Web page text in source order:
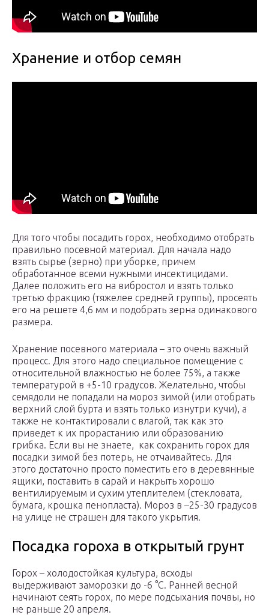
Хранение и отбор семян
Для того чтобы посадить горох, необходимо отобрать
правильно посевной материал. Для начала надо
взять сырье (зерно) при уборке, причем
обработанное всеми нужными инсектицидами.
Далее положить его на вибростол и взять только
третью фракцию (тяжелее средней группы), просеять
его на решете 4,6 мм и подобрать зерна одинакового
размера.
Хранение посевного материала – это очень важный
процесс. Для этого надо специальное помещение с
относительной влажностью не более 75%, а также
температурой в +5-10 градусов. Желательно, чтобы
семядоли не попадали на мороз зимой (или отобрать
верхний слой бурта и взять только изнутри кучи), а
также не контактировали с влагой, так как это
приведет к их прорастанию или образованию
грибка. Если вы не знаете, как сохранить горох для
посадки зимой без потерь, не отчаивайтесь. Для
этого достаточно просто поместить его в деревянные
ящики, поставить в сарай и накрыть хорошо
вентилируемым и сухим утеплителем (стекловата,
бумага, крошка пенопласта). Мороз в –25-30 градусов
на улице не страшен для такого укрытия.
Посадка гороха в открытый грунт
Горох – холодостойкая культура, всходы
выдерживают заморозки до -6 °C. Ранней весной
начинают сеять горох, по мере подсыхания почвы, но
не раньше 20 апреля.